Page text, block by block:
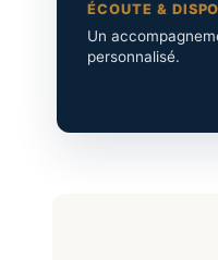
ÉCOUTE &
Un
personnalisé.